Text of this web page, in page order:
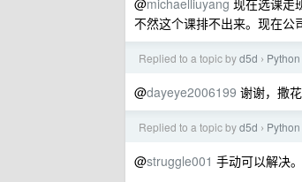
@michaelliuyang 现在选课走
不然这个课排不出来。现在公
Replied to a topic byd5d › Python
@dayeye2006199 谢谢，撒花
Replied to a topic byd5d › Python
@struggle001 手动可以解决